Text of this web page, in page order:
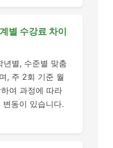
별 수강료 차이
년별, 수준별 맞춤
, 주 2회 기준 월
여 과정에 따라
동이 있습니다.